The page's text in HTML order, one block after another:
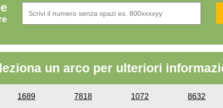
un arco per ulteriori
1689 7818 1072 8632